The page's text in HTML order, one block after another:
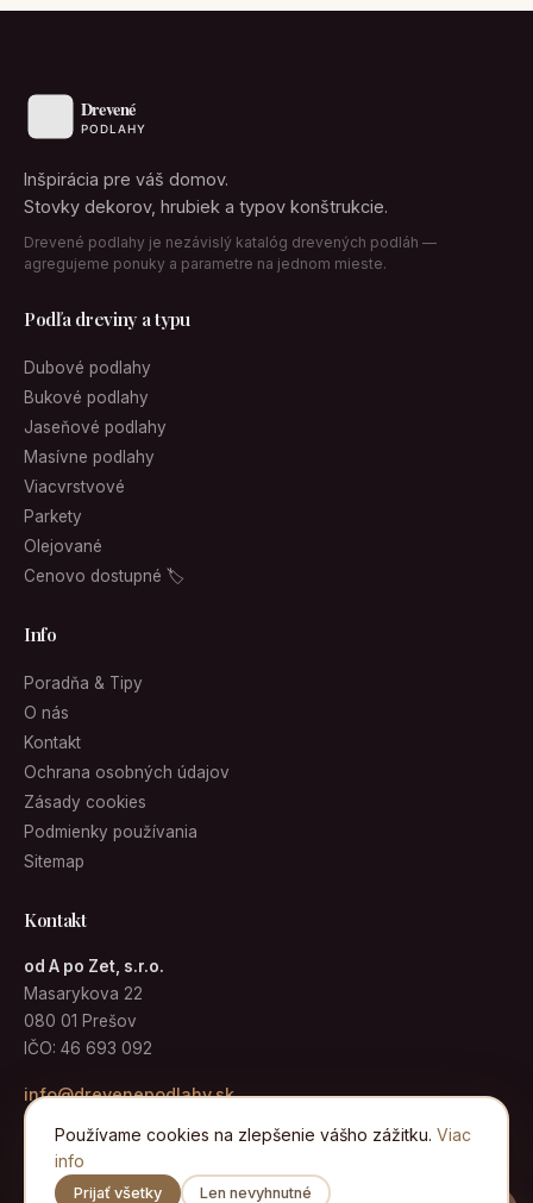
Používame cookies na zlepšenie vášho zážitku. Viac
info
Prijať všetky Len nevyhnutné
Inšpirácia pre váš domov.
Stovky dekorov, hrubiek a typov konštrukcie.
Drevené podlahy je nezávislý katalóg drevených podláh —
agregujeme ponuky a parametre na jednom mieste.
Podľa dreviny a typu
Dubové podlahy
Bukové podlahy
Jaseňové podlahy
Masívne podlahy
Viacvrstvové
Parkety
Olejované
Cenovo dostupné 🏷
Info
Poradňa & Tipy
O nás
Kontakt
Ochrana osobných údajov
Zásady cookies
Podmienky používania
Sitemap
Kontakt
od A po Zet, s.r.o.
Masarykova 22
080 01 Prešov
IČO: 46 693 092
info@drevenepodlahy.sk